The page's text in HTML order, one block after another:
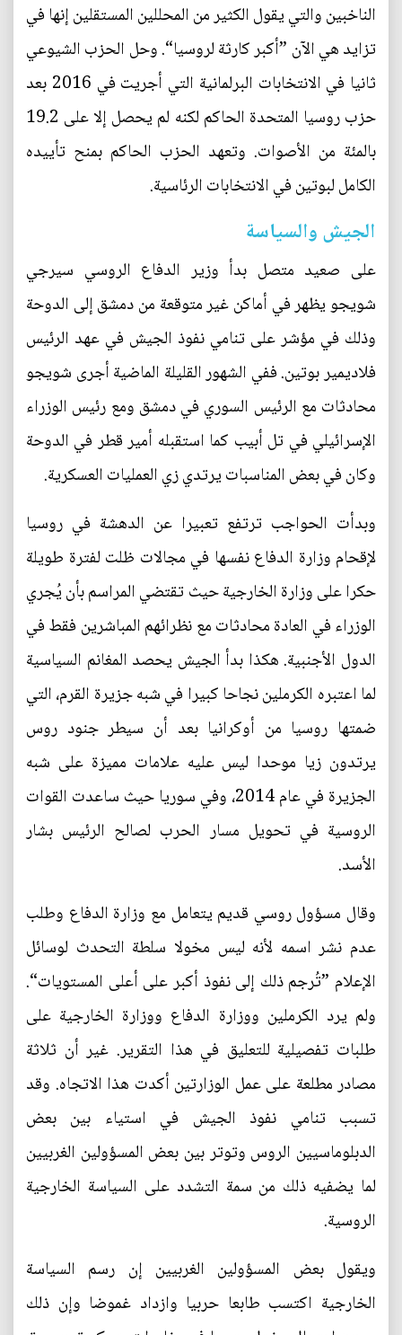
الناخبين والتي يقول الكثير من المحللين المستقلين إنها في
تزايد هي الآن ”أكبر كارثة لروسيا“. وحل الحزب الشيوعي
ثانيا في الانتخابات البرلمانية التي أجريت في 2016 بعد
حزب روسيا المتحدة الحاكم لكنه لم يحصل إلا على 19.2
بالمئة من الأصوات. وتعهد الحزب الحاكم بمنح تأييده
الكامل لبوتين في الانتخابات الرئاسية.
الجيش والسياسة
على صعيد متصل بدأ وزير الدفاع الروسي سيرجي
شويجو يظهر في أماكن غير متوقعة من دمشق إلى الدوحة
وذلك في مؤشر على تنامي نفوذ الجيش في عهد الرئيس
فلاديمير بوتين. ففي الشهور القليلة الماضية أجرى شويجو
محادثات مع الرئيس السوري في دمشق ومع رئيس الوزراء
الإسرائيلي في تل أبيب كما استقبله أمير قطر في الدوحة
وكان في بعض المناسبات يرتدي زي العمليات العسكرية.
وبدأت الحواجب ترتفع تعبيرا عن الدهشة في روسيا
لإقحام وزارة الدفاع نفسها في مجالات ظلت لفترة طويلة
حكرا على وزارة الخارجية حيث تقتضي المراسم بأن يُجري
الوزراء في العادة محادثات مع نظرائهم المباشرين فقط في
الدول الأجنبية. هكذا بدأ الجيش يحصد المغانم السياسية
لما اعتبره الكرملين نجاحا كبيرا في شبه جزيرة القرم، التي
ضمتها روسيا من أوكرانيا بعد أن سيطر جنود روس
يرتدون زيا موحدا ليس عليه علامات مميزة على شبه
الجزيرة في عام 2014، وفي سوريا حيث ساعدت القوات
الروسية في تحويل مسار الحرب لصالح الرئيس بشار
الأسد.
وقال مسؤول روسي قديم يتعامل مع وزارة الدفاع وطلب
عدم نشر اسمه لأنه ليس مخولا سلطة التحدث لوسائل
الإعلام ”تُرجم ذلك إلى نفوذ أكبر على أعلى المستويات“.
ولم يرد الكرملين ووزارة الدفاع ووزارة الخارجية على
طلبات تفصيلية للتعليق في هذا التقرير. غير أن ثلاثة
مصادر مطلعة على عمل الوزارتين أكدت هذا الاتجاه. وقد
تسبب تنامي نفوذ الجيش في استياء بين بعض
الدبلوماسيين الروس وتوتر بين بعض المسؤولين الغربيين
لما يضفيه ذلك من سمة التشدد على السياسة الخارجية
الروسية.
ويقول بعض المسؤولين الغربيين إن رسم السياسة
الخارجية اكتسب طابعا حربيا وازداد غموضا وإن ذلك